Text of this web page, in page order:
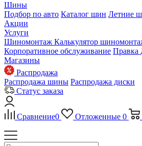
Шины
Подбор по авто Каталог шин Летние
Акции
Услуги
Шиномонтаж Калькулятор
Корпоративное обслуживание Правка
Магазины
Распродажа
Распродажа шины Распродажа диски
Статус заказа
Сравнение0 Отложенные 0